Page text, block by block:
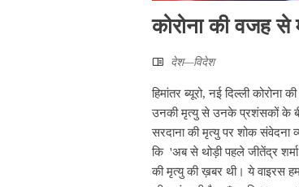
कोरोना की वजह से
देश—विदेश
हिमांतर ब्यूरो, नई दिल्ली
उनकी मृत्यु से उनके प्रशंसकों के
सरदाना की मृत्यु पर शोक संवेदना
कि 'अब से थोड़ी पहले जीतेंद्र
की मृत्यु की ख़बर थी। ये वाइरस